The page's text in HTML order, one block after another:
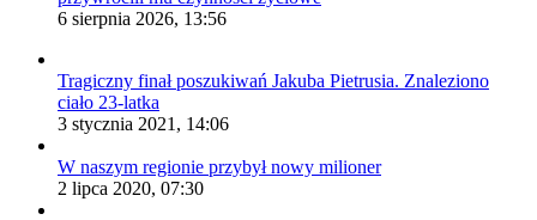
6 sierpnia 2026, 13:56
Tragiczny finał poszukiwań Jakuba Pietrusia. Znaleziono
ciało 23-latka
3 stycznia 2021, 14:06
W naszym regionie przybył nowy milioner
2 lipca 2020, 07:30